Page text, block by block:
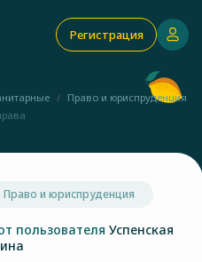
Регистрация
Право и юриспруденция
Право и юриспруденция
пользователя Успенская